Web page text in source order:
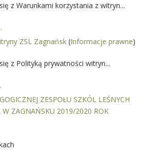
z Warunkami korzystania z witryn...
ZSL Zagnańsk (Informacje prawne)
z Polityką prywatności witryn...
ZESPOŁU SZKÓL LEŚNYCH
W ZAGNAŃSKU 2019/2020 ROK